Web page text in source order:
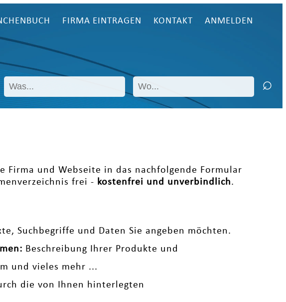
FIRMA EINTRAGEN KONTAKT ANMELDEN
Firma und Webseite in das nachfolgende Formular
frei - kostenfrei und unverbindlich.
Suchbegriffe und Daten Sie angeben möchten.
Beschreibung Ihrer Produkte und
und vieles mehr ...
die von Ihnen hinterlegten